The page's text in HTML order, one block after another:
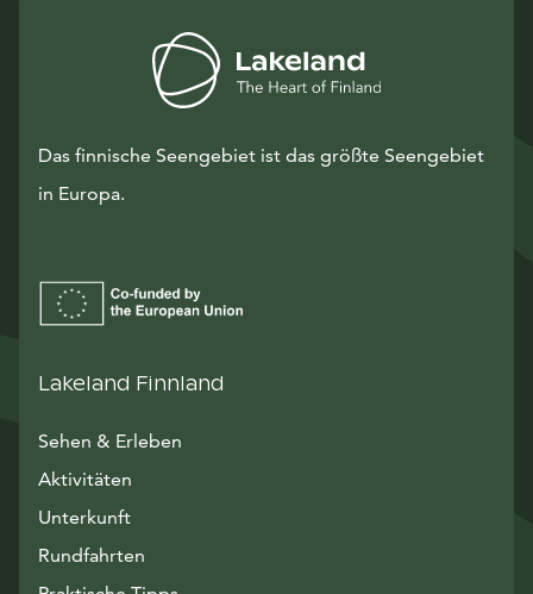
Das finnische Seengebiet ist das größte Seengebiet
in Europa.
Lakeland Finnland
Sehen & Erleben
Aktivitäten
Unterkunft
Rundfahrten